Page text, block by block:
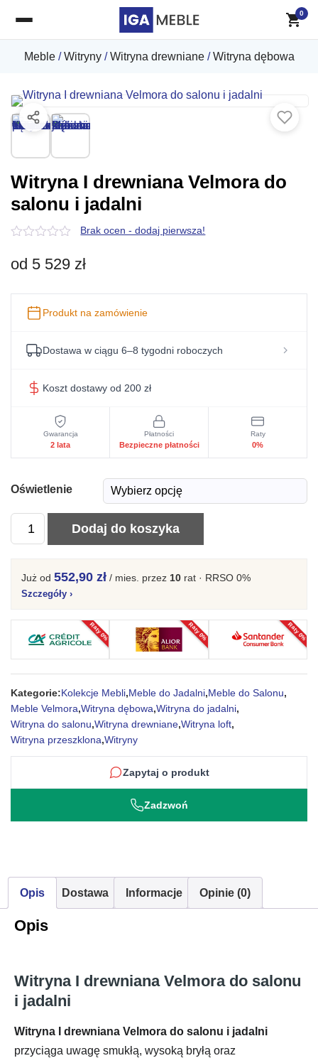
Meble/Witryny/Witryna drewniane/Witryna dębowa
Witryna I drewniana Velmora do
salonu i jadalni
z
5
Brak ocen - dodaj pierwsza!
od 5 529 zł
Produkt na zamówienie
Dostawa w ciągu 6–8 tygodni roboczych
Koszt dostawy od 200 zł
Gwarancja
2 lata
Płatności
Bezpieczne płatności
Raty
0%
Oświetlenie
ilość
Witryna
drewniana
Velmora
do
salonu
i
jadalni
Dodaj do koszyka
Już od 552,90 zł / mies. przez 10 rat · RRSO 0%
Szczegóły ›
Raty 0% Raty 0% Raty 0%
Kategorie:Kolekcje Mebli,Meble do Jadalni,Meble do Salonu,
Meble Velmora,Witryna dębowa,Witryna do jadalni,
Witryna do salonu,Witryna drewniane,Witryna loft,
Witryna przeszklona,Witryny
Zapytaj o produkt
Zadzwoń
Opis Dostawa Informacje Opinie (0)
Opis
Witryna I drewniana Velmora do salonu
i jadalni
Witryna I drewniana Velmora do salonu i jadalni
przyciąga uwagę smukłą, wysoką bryłą oraz
0